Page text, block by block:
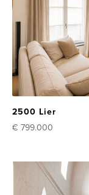
2500 Lier
€ 799.000